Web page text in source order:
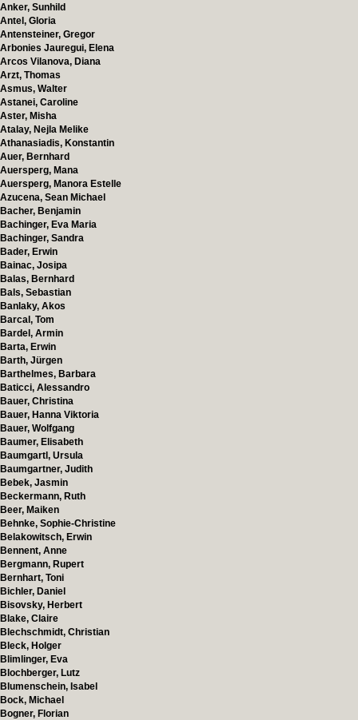
Anker, Sunhild
Antel, Gloria
Antensteiner, Gregor
Arbonies Jauregui, Elena
Arcos Vilanova, Diana
Arzt, Thomas
Asmus, Walter
Astanei, Caroline
Aster, Misha
Atalay, Nejla Melike
Athanasiadis, Konstantin
Auer, Bernhard
Auersperg, Mana
Auersperg, Manora Estelle
Azucena, Sean Michael
Bacher, Benjamin
Bachinger, Eva Maria
Bachinger, Sandra
Bader, Erwin
Bainac, Josipa
Balas, Bernhard
Bals, Sebastian
Banlaky, Akos
Barcal, Tom
Bardel, Armin
Barta, Erwin
Barth, Jürgen
Barthelmes, Barbara
Baticci, Alessandro
Bauer, Christina
Bauer, Hanna Viktoria
Bauer, Wolfgang
Baumer, Elisabeth
Baumgartl, Ursula
Baumgartner, Judith
Bebek, Jasmin
Beckermann, Ruth
Beer, Maiken
Behnke, Sophie-Christine
Belakowitsch, Erwin
Bennent, Anne
Bergmann, Rupert
Bernhart, Toni
Bichler, Daniel
Bisovsky, Herbert
Blake, Claire
Blechschmidt, Christian
Bleck, Holger
Blimlinger, Eva
Blochberger, Lutz
Blumenschein, Isabel
Bock, Michael
Bogner, Florian